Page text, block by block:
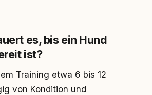
es, bis ein Hund
ist?
Training etwa 6 bis 12
von Kondition und